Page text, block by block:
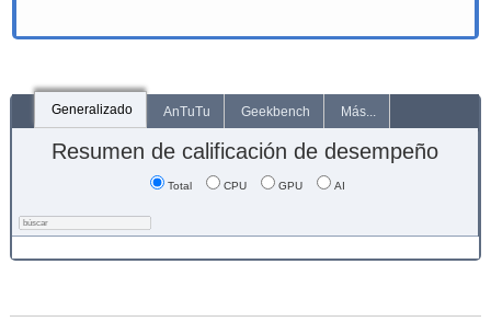
Generalizado AnTuTu Geekbench Más...
Resumen de calificación de desempeño
Total CPU GPU AI